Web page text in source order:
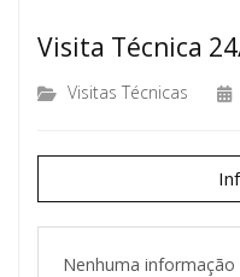
Visita Técnica
Visitas Técnicas
Nenhuma informação